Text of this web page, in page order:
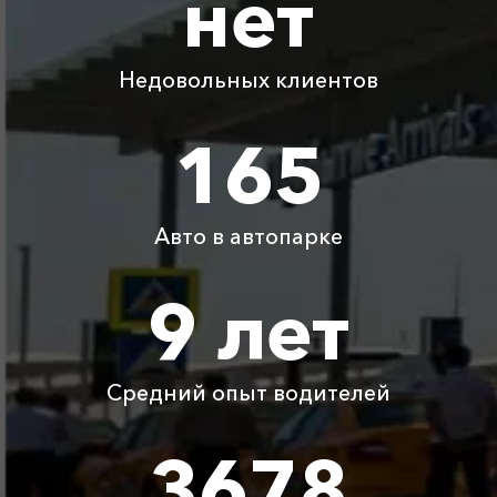
1380 ₽
Капсель ⇆
3410 ₽ 5115 ₽
3295 ₽
Бесплатно Бесплатно Бесплатно Бесплатно
Ожидание машины Бесплатно
3800 ₽ 4700 ₽ 6300 ₽
Недовольных клиентов
165
Авто в автопарке
9 лет
Средний опыт водителей